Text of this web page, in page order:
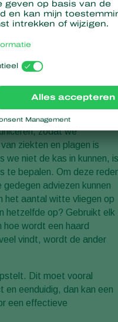
Dat is logisch,
meer fysiek de kas in,
scouten dus volledig
in datgene wat zich in de
zodat we
ziekten en plagen is
we niet de kas in kunnen, is
te bepalen. Om deze
adviezen kunnen
het aantal witte vliegen op
hetzelfde op? Gebruikt elk
wordt een haard
vindt, wordt de ander
Dit moet vooral
eenduidig, dan kan een
een effectieve